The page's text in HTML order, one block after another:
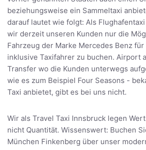
beziehungsweise ein Sammeltaxi
darauf lautet wie folgt: Als
wir derzeit unseren Kunden nur die
Fahrzeug der Marke Mercedes Benz
inklusive Taxifahrer zu buchen. Airport
Transfer wo die Kunden unterwegs
wie es zum Beispiel Four Seasons -
Taxi anbietet, gibt es bei uns nicht.
Wir als Travel Taxi Innsbruck legen
nicht Quantität. Wissenswert: Buchen
München Finkenberg über unser